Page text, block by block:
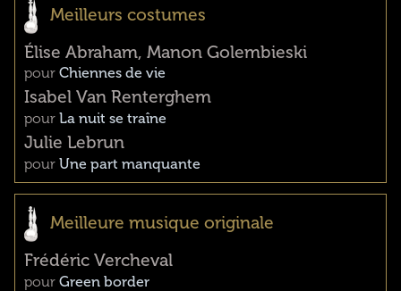
Meilleurs costumes
Élise Abraham, Manon Golembieski
pour Chiennes de vie
Isabel Van Renterghem
pour La nuit se traîne
Julie Lebrun
pour Une part manquante
Meilleure musique originale
Frédéric Vercheval
pour Green border